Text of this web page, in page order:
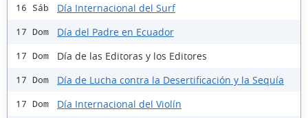
16 Sáb Día Internacional del Surf
17 Dom Día del Padre en Ecuador
17 Dom Día de las Editoras y los Editores
17 Dom Día de Lucha contra la Desertificación y la Sequía
17 Dom Día Internacional del Violín